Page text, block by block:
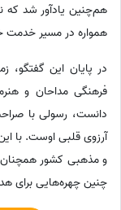
هم‌چنین یادآور شد که
همواره در مسیر خدمت
در پایان این گفتگو،
فرهنگی مداحان و
دانست، رسولی با
آرزوی قلبی اوست. با
و مذهبی کشور
چنین چهره‌هایی برای